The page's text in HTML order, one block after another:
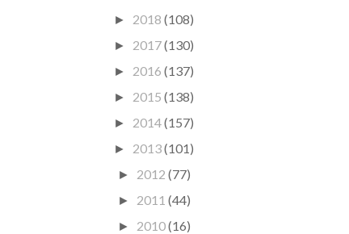
► 2018 (108)
► 2017(130)
► 2016 (137)
► 2015 (138)
► 2014(157)
► 2013(101)
► 2012 (77)
► 2011 (44)
► 2010(16)